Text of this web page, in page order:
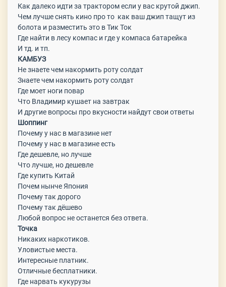
Как далеко идти за трактором если у вас крутой джип.
Чем лучше снять кино про то как ваш джип тащут из
болота и разместить это в Тик Ток
Где найти в лесу компас и где у компаса батарейка
И тд. и тп.
КАМБУЗ
Не знаете чем накормить роту солдат
Знаете чем накормить роту солдат
Где моет ноги повар
Что Владимир кушает на завтрак
И другие вопросы про вкусности найдут свои ответы
Шоппинг
Почему у нас в магазине нет
Почему у нас в магазине есть
Где дешевле, но лучше
Что лучше, но дешевле
Где купить Китай
Почем нынче Япония
Почему так дорого
Почему так дёшево
Любой вопрос не останется без ответа.
Точка
Никаких наркотиков.
Уловистые места.
Интересные платник.
Отличные бесплатники.
Где нарвать кукурузы